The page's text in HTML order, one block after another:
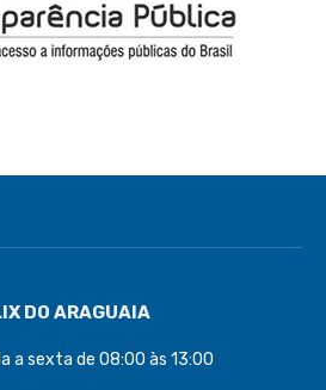
DO ARAGUAIA
a sexta de 08:00 às 13:00